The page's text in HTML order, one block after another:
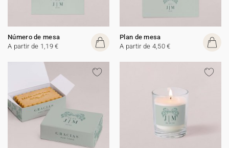
Número de mesa
A partir de 1,19 €
Plan de mesa
A partir de 4,50 €